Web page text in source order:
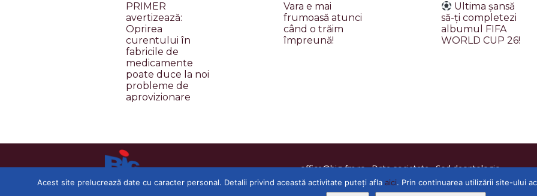
PRIMER
avertizează:
Oprirea
curentului în
fabricile de
medicamente
poate duce la noi
probleme de
aprovizionare
Vara e mai
frumoasă atunci
când o trăim
împreună!
Ultima șansă
să-ți completezi
albumul FIFA
WORLD CUP 26!
office@big-fm.ro Date societate Cod deontologic
Confidențialitate Termeni și condiții CNA Contact
Acest site prelucrează date cu caracter personal. Detalii privind această activitate puteți afla aici. Prin continuarea utilizării site-ului